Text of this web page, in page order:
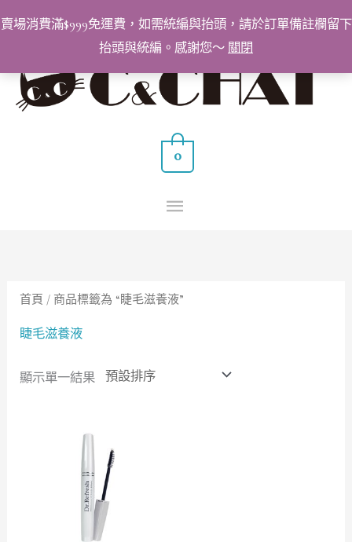
賣場消費滿$999免運費，如需統編與抬頭，請於訂單備註欄留下
抬頭與統編。感謝您～ 關閉
至
要
選
0
首頁 / 商品標籤為 “睫毛滋養液”
睫毛滋養液
顯示單一結果